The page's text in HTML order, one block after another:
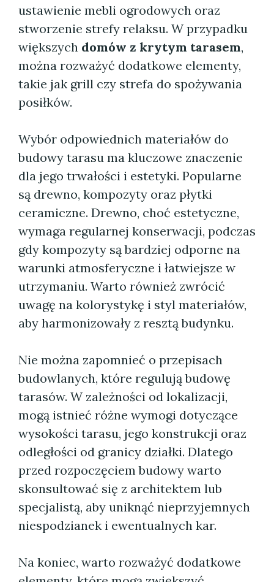
ustawienie mebli ogrodowych oraz
stworzenie strefy relaksu. W przypadku
większych domów z krytym tarasem,
można rozważyć dodatkowe elementy,
takie jak grill czy strefa do spożywania
posiłków.
Wybór odpowiednich materiałów do
budowy tarasu ma kluczowe znaczenie
dla jego trwałości i estetyki. Popularne
są drewno, kompozyty oraz płytki
ceramiczne. Drewno, choć estetyczne,
wymaga regularnej konserwacji, podczas
gdy kompozyty są bardziej odporne na
warunki atmosferyczne i łatwiejsze w
utrzymaniu. Warto również zwrócić
uwagę na kolorystykę i styl materiałów,
aby harmonizowały z resztą budynku.
Nie można zapomnieć o przepisach
budowlanych, które regulują budowę
tarasów. W zależności od lokalizacji,
mogą istnieć różne wymogi dotyczące
wysokości tarasu, jego konstrukcji oraz
odległości od granicy działki. Dlatego
przed rozpoczęciem budowy warto
skonsultować się z architektem lub
specjalistą, aby uniknąć nieprzyjemnych
niespodzianek i ewentualnych kar.
Na koniec, warto rozważyć dodatkowe